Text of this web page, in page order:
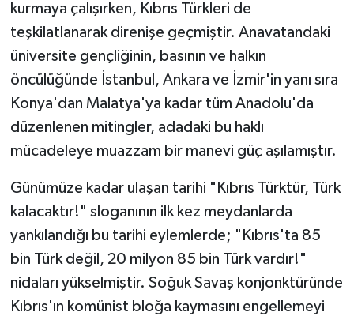
kurmaya çalışırken, Kıbrıs Türkleri de
teşkilatlanarak direnişe geçmiştir. Anavatandaki
üniversite gençliğinin, basının ve halkın
öncülüğünde İstanbul, Ankara ve İzmir'in yanı sıra
Konya'dan Malatya'ya kadar tüm Anadolu'da
düzenlenen mitingler, adadaki bu haklı
mücadeleye muazzam bir manevi güç aşılamıştır.
Günümüze kadar ulaşan tarihi "Kıbrıs Türktür, Türk
kalacaktır!" sloganının ilk kez meydanlarda
yankılandığı bu tarihi eylemlerde; "Kıbrıs'ta 85
bin Türk değil, 20 milyon 85 bin Türk vardır!"
nidaları yükselmiştir. Soğuk Savaş konjonktüründe
Kıbrıs'ın komünist bloğa kaymasını engellemeyi